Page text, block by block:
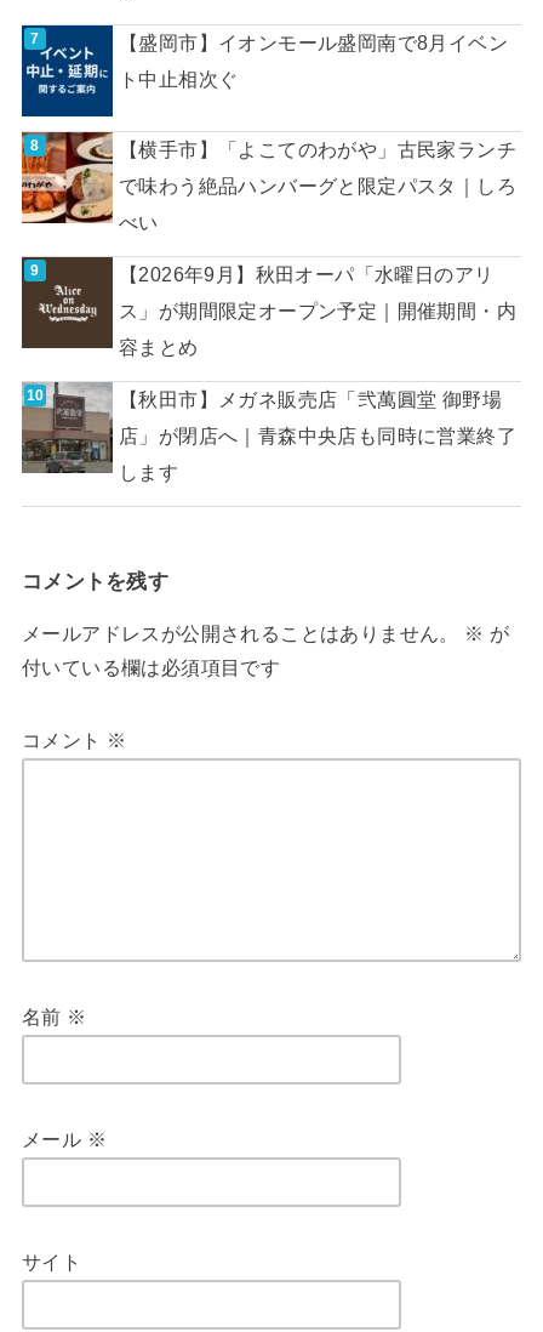
【盛岡市】イオンモール盛岡南で8月イベン
ト中止相次ぐ
【横手市】「よこてのわがや」古民家ランチ
で味わう絶品ハンバーグと限定パスタ｜しろ
べい
【2026年9月】秋田オーパ「水曜日のアリ
ス」が期間限定オープン予定｜開催期間・内
容まとめ
【秋田市】メガネ販売店「弐萬圓堂 御野場
店」が閉店へ｜青森中央店も同時に営業終了
します
コメントを残す
メールアドレスが公開されることはありません。 ※ が
付いている欄は必須項目です
コメント ※
名前 ※
メール ※
サイト